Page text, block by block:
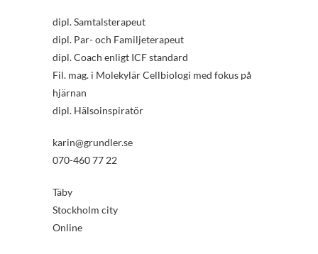
dipl. Samtalsterapeut
dipl. Par- och Familjeterapeut
dipl. Coach enligt ICF standard
Fil. mag. i Molekylär Cellbiologi med fokus på
hjärnan
dipl. Hälsoinspiratör
karin@grundler.se
070-460 77 22
Täby
Stockholm city
Online